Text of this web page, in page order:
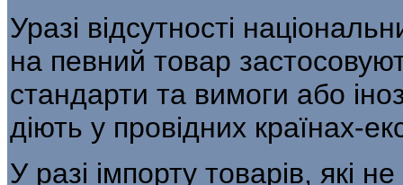
Уразі відсутності
на пев­ний товар
стандарти та вимоги або
діють у провідних країнах-
У разі імпорту товарів, які